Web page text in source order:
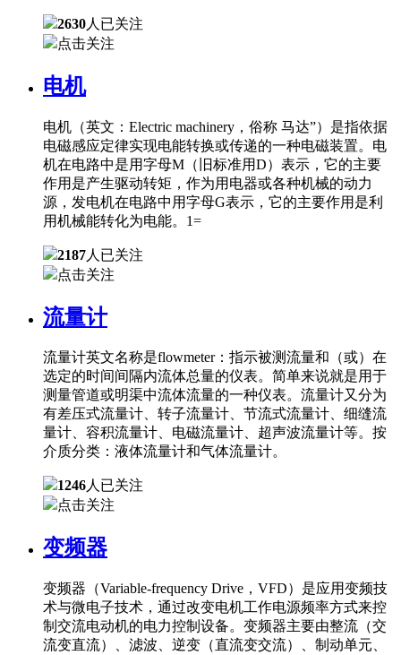
2630人已关注
点击关注
电机
电机（英文：Electric machinery，俗称 马达”）是指依据
电磁感应定律实现电能转换或传递的一种电磁装置。电
机在电路中是用字母M（旧标准用D）表示，它的主要
作用是产生驱动转矩，作为用电器或各种机械的动力
源，发电机在电路中用字母G表示，它的主要作用是利
用机械能转化为电能。1=
2187人已关注
点击关注
流量计
流量计英文名称是flowmeter：指示被测流量和（或）在
选定的时间间隔内流体总量的仪表。简单来说就是用于
测量管道或明渠中流体流量的一种仪表。流量计又分为
有差压式流量计、转子流量计、节流式流量计、细缝流
量计、容积流量计、电磁流量计、超声波流量计等。按
介质分类：液体流量计和气体流量计。
1246人已关注
点击关注
变频器
变频器（Variable-frequency Drive，VFD）是应用变频技
术与微电子技术，通过改变电机工作电源频率方式来控
制交流电动机的电力控制设备。变频器主要由整流（交
流变直流）、滤波、逆变（直流变交流）、制动单元、